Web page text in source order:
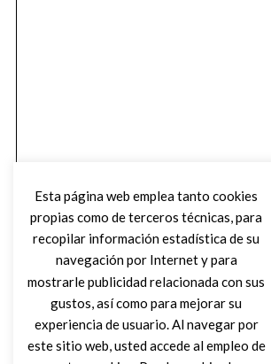
Esta página web emplea tanto cookies
propias como de terceros técnicas, para
recopilar información estadística de su
navegación por Internet y para
mostrarle publicidad relacionada con sus
gustos, así como para mejorar su
experiencia de usuario. Al navegar por
este sitio web, usted accede al empleo de